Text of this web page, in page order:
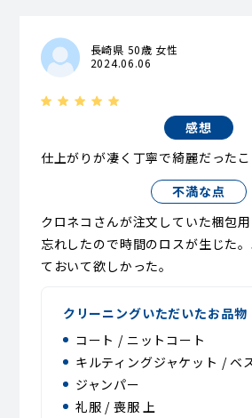
長崎県 50歳 女性
2024.06.06
感想
仕上がりが凄く丁寧で綺麗だったこ
不満な点
クロネコさんが注文していた梱包
忘れしたので時間のロスが生じた
ておいて欲しかった。
クリーニングいただいたお品物
コート / ニットコート
キルティングジャケット / ベ
ジャンパー
礼服 / 喪服 上